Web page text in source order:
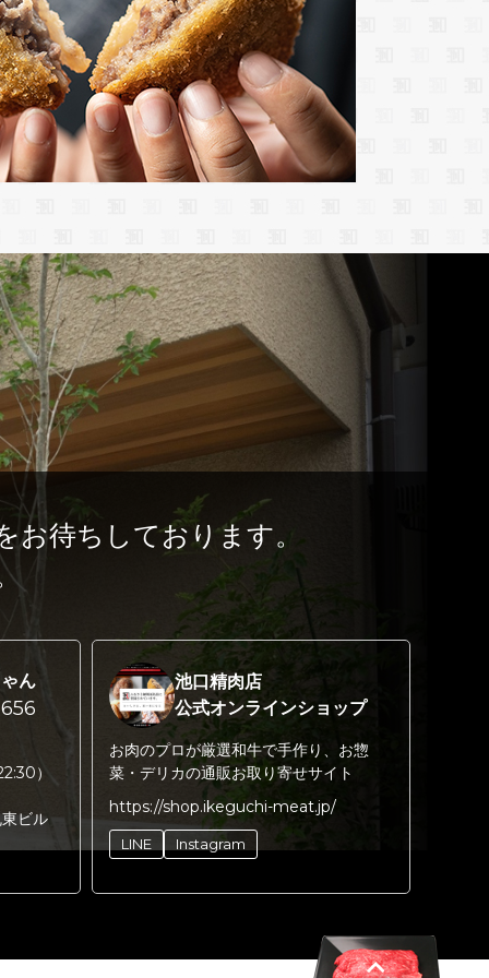
お待ちしております。
ん
）
ビル
池口精肉店
公式オンラインショップ
お肉のプロが厳選和牛で手作り、お惣
菜・デリカの通販お取り寄せサイト
https://shop.ikeguchi-meat.jp/
LINE Instagram